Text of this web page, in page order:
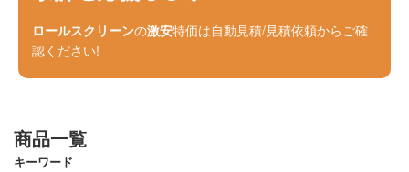
ロールスクリーンの激安特価は自動見積/見積依頼からご確
認ください!
商品一覧
キーワード